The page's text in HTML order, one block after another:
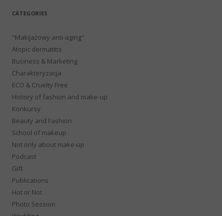
CATEGORIES
"Makijażowy anti-aging"
Atopic dermatitis
Business & Marketing
Charakteryzacja
ECO & Cruelty Free
History of fashion and make-up
Konkursy
Beauty and Fashion
School of makeup
Not only about make-up
Podcast
Gift
Publications
Hot or Not
Photo Session